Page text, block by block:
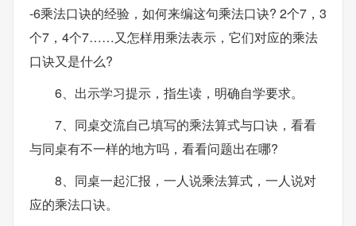
-6乘法口诀的经验，如何来编这句乘法口诀? 2个7，3
个7，4个7……又怎样用乘法表示，它们对应的乘法
口诀又是什么?
6、出示学习提示，指生读，明确自学要求。
7、同桌交流自己填写的乘法算式与口诀，看看
与同桌有不一样的地方吗，看看问题出在哪?
8、同桌一起汇报，一人说乘法算式，一人说对
应的乘法口诀。